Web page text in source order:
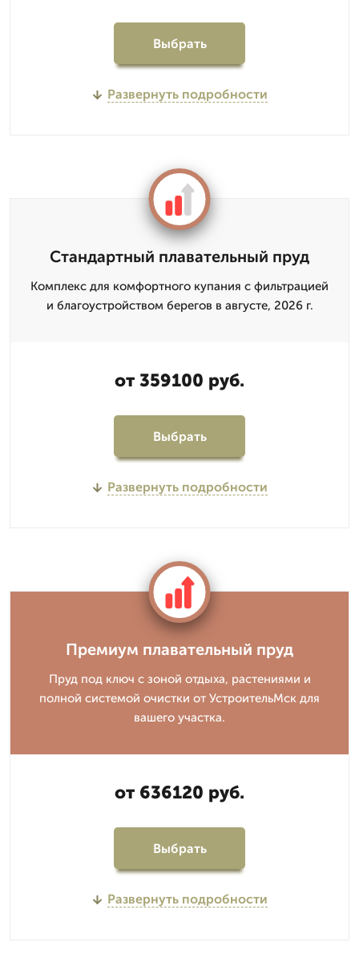
Выбрать
Развернуть подробности
Стандартный плавательный пруд
Комплекс для комфортного купания с фильтрацией
и благоустройством берегов в августе, 2026 г.
от 359100 руб.
Выбрать
Развернуть подробности
Премиум плавательный пруд
Пруд под ключ с зоной отдыха, растениями и
полной системой очистки от УстроительМск для
вашего участка.
от 636120 руб.
Выбрать
Развернуть подробности